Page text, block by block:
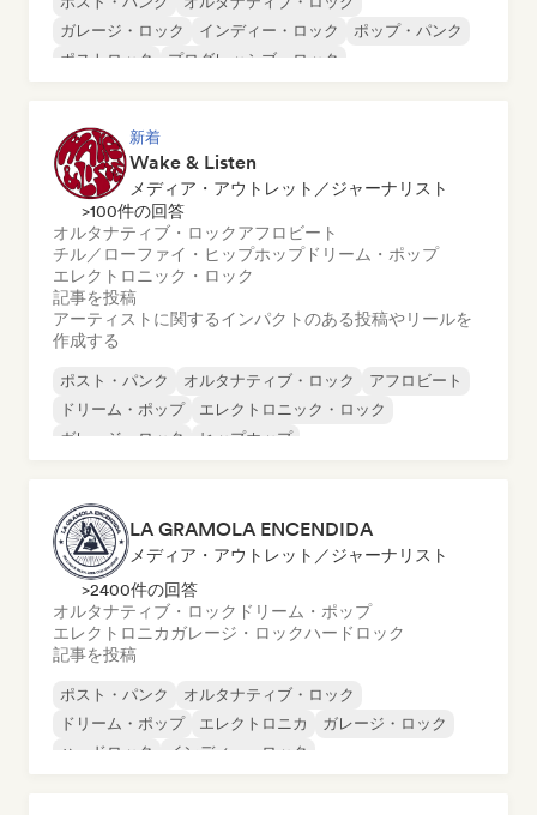
ガレージ・ロック
インディー・ロック
ポップ・パンク
ポストロック
プログレッシブ・ロック
新着
Wake & Listen
メディア・アウトレット／ジャーナリスト
>100件の回答
オルタナティブ・ロックアフロビート
チル／ローファイ・ヒップホップドリーム・ポップ
エレクトロニック・ロック
記事を投稿
アーティストに関するインパクトのある投稿やリールを
作成する
ポスト・パンク オルタナティブ・ロック
アフロビート
ドリーム・ポップ
エレクトロニック・ロック
ガレージ・ロック
ヒップホップ
LA GRAMOLA ENCENDIDA
メディア・アウトレット／ジャーナリスト
>2400件の回答
オルタナティブ・ロック ドリーム・ポップ
エレクトロニカガレージ・ロックハードロック
記事を投稿
ポスト・パンク
オルタナティブ・ロック
ドリーム・ポップ
エレクトロニカ
ガレージ・ロック
ハードロック
インディー・ロック